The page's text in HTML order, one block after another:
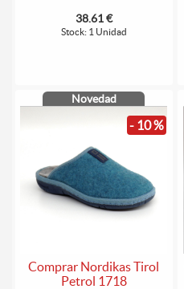
38.61 €
Stock: 1 Unidad
Novedad
- 10 %
Comprar Nordikas Tirol
Petrol 1718